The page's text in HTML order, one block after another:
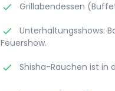
Grillabendessen
Unterhaltungsshows:
Feuershow.
Shisha-Rauchen ist in